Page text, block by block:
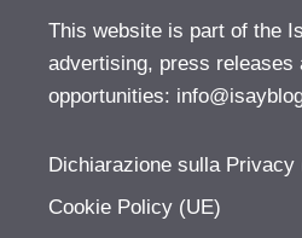
This website is part of the
advertising, press releases
opportunities:
Dichiarazione sulla Privacy
Cookie Policy (UE)